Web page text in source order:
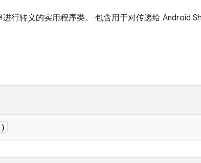
行转义的实用程序类。 包含用于对传递给 Android